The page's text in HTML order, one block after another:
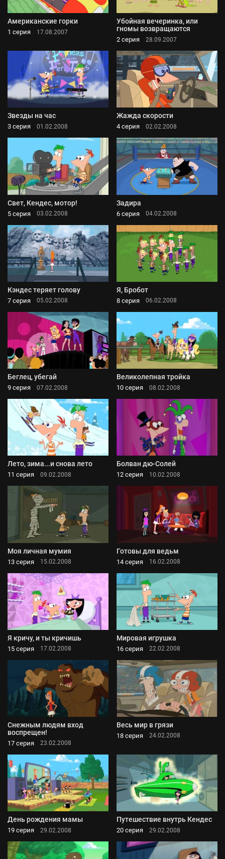
Американские горки
1 серия 17.08.2007
Убойная вечеринка, или
гномы возвращаются
2 серия 28.09.2007
Звезды на час
3 серия 01.02.2008
Жажда скорости
4 серия 02.02.2008
Свет, Кендес, мотор!
5 серия 03.02.2008
Задира
6 серия 04.02.2008
Кэндес теряет голову
7 серия 05.02.2008
Я, Бробот
8 серия 06.02.2008
Беглец, убегай
9 серия 07.02.2008
Великолепная тройка
10 серия 08.02.2008
Лето, зима...и снова лето
11 серия 09.02.2008
Болван дю-Солей
12 серия 10.02.2008
Моя личная мумия
13 серия 15.02.2008
Готовы для ведьм
14 серия 16.02.2008
Я кричу, и ты кричишь
15 серия 17.02.2008
Мировая игрушка
16 серия 22.02.2008
Снежным людям вход
воспрещен!
17 серия 23.02.2008
Весь мир в грязи
18 серия 24.02.2008
День рождения мамы
19 серия 29.02.2008
Путешествие внутрь Кендес
20 серия 29.02.2008